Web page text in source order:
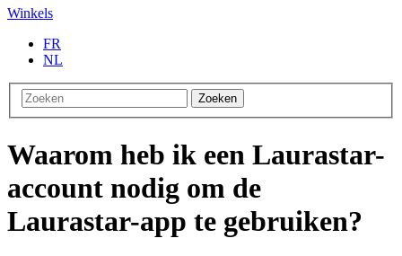
Winkels
FR
NL
Zoeken
Waarom heb ik een Laurastar-
account nodig om de
Laurastar-app te gebruiken?